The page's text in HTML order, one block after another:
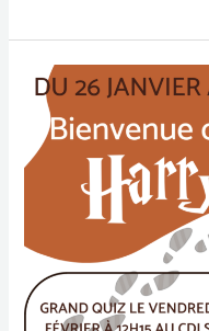
Harry
Potter
CDI